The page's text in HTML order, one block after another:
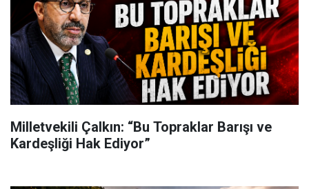
Milletvekili Çalkın: “Bu Topraklar Barışı ve
Kardeşliği Hak Ediyor”